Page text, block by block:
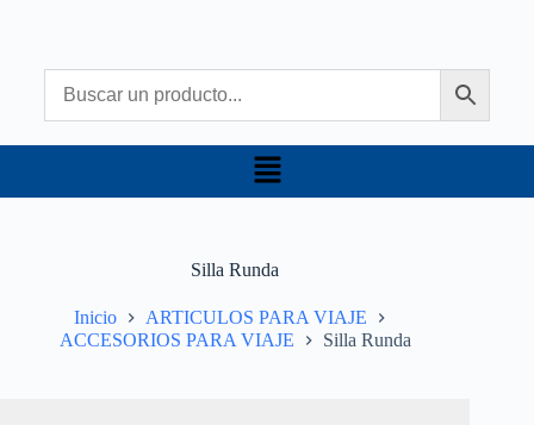
Silla Runda
Inicio
ARTICULOS PARA VIAJE
ACCESORIOS PARA VIAJE
Silla Runda